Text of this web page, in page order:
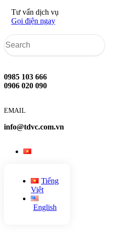
Tư vấn dịch vụ
Gọi điện ngay
0985 103 666
0906 020 090
EMAIL
info@tdvc.com.vn
Tiếng
Việt
English